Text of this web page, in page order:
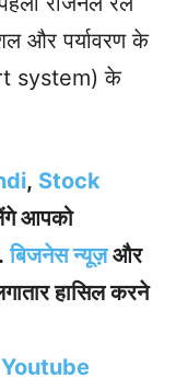
और पर्यावरण के
system) के
, Stock
आपको
बिजनेस न्यूज़ और
हासिल करने
Youtube